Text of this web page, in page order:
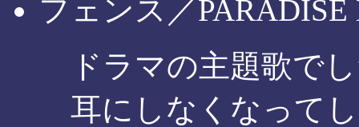
フェンス／PARADISE
ドラマの主題歌で
耳にしなくなって